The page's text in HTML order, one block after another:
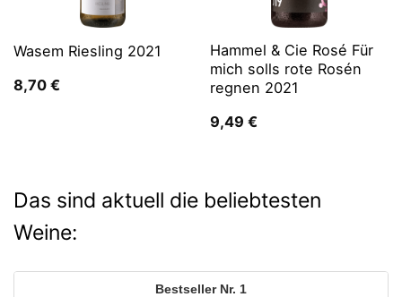
Wasem Riesling 2021
8,70 €
Hammel & Cie Rosé Für
mich solls rote Rosén
regnen 2021
9,49 €
Das sind aktuell die beliebtesten
Weine:
1